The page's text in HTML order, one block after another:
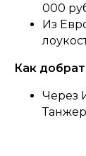
000
Из
Как
Через